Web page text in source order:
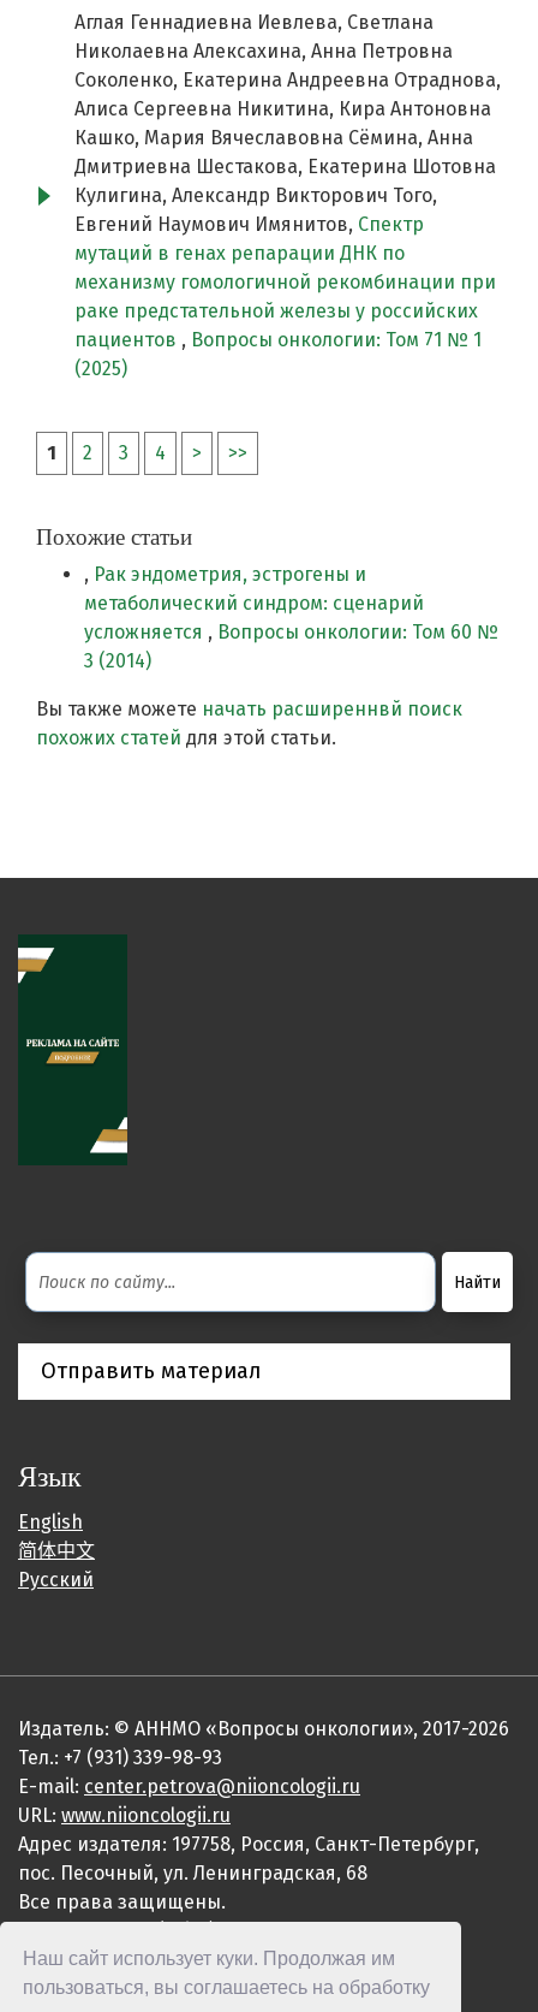
Наш сайт использует куки. Продолжая им
пользоваться, вы соглашаетесь на обработку
Аглая Геннадиевна Иевлева, Светлана
Николаевна Алексахина, Анна Петровна
Соколенко, Екатерина Андреевна Отраднова,
Алиса Сергеевна Никитина, Кира Антоновна
Кашко, Мария Вячеславовна Сёмина, Анна
Дмитриевна Шестакова, Екатерина Шотовна
Кулигина, Александр Викторович Того,
Евгений Наумович Имянитов, Спектр
мутаций в генах репарации ДНК по
механизму гомологичной рекомбинации при
раке предстательной железы у российских
пациентов , Вопросы онкологии: Том 71 № 1
(2025)
1 2 3 4 > >>
Похожие статьи
, Рак эндометрия, эстрогены и
метаболический синдром: сценарий
усложняется , Вопросы онкологии: Том 60 №
3 (2014)
Вы также можете начать расширеннвй поиск
похожих статей для этой статьи.
Отправить материал
Язык
English
简体中文
Русский
Издатель: © АННМО «Вопросы онкологии», 2017-2026
Тел.: +7 (931) 339-98-93
E-mail: center.petrova@niioncologii.ru
URL: www.niioncologii.ru
Адрес издателя: 197758, Россия, Санкт-Петербург,
пос. Песочный, ул. Ленинградская, 68
Все права защищены.
ISSN 2949-4915 (Online)